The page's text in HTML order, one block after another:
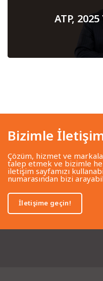
ATP,
Bizimle
Çözüm, hizmet ve
talep etmek ve bizimle
iletişim sayfamızı
numarasından bizi
İletişime geçin!